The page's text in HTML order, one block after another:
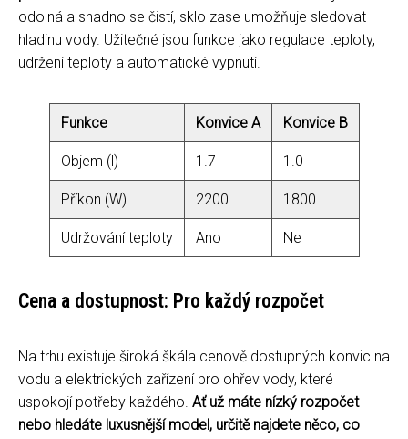
odolná a snadno se čistí, sklo zase umožňuje sledovat
hladinu vody. Užitečné jsou funkce jako regulace teploty,
udržení teploty a automatické vypnutí.
Funkce Konvice A Konvice B
Objem (l) 1.7 1.0
Příkon (W) 2200 1800
Udržování teploty Ano Ne
Cena a dostupnost: Pro každý rozpočet
Na trhu existuje široká škála cenově dostupných konvic na
vodu a elektrických zařízení pro ohřev vody, které
uspokojí potřeby každého. Ať už máte nízký rozpočet
nebo hledáte luxusnější model, určitě najdete něco, co